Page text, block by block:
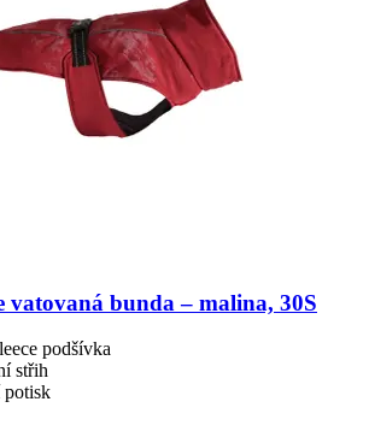
vatovaná bunda – malina, 30S
podšívka
střih
potisk